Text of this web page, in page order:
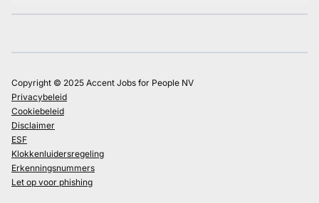
Copyright © 2025 Accent Jobs for People NV
Privacybeleid
Cookiebeleid
Disclaimer
ESF
Klokkenluidersregeling
Erkenningsnummers
Let op voor phishing